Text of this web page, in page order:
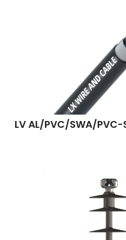
LV AL/PVC/SWA/